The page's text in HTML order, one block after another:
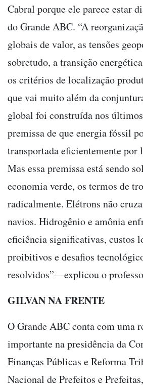
Cabral porque ele parece estar
do Grande ABC. “A
globais de valor, as tensões
sobretudo, a transição
os critérios de localização
que vai muito além da
global foi construída nos
premissa de que energia fóssil
transportada eficientemente por
Mas essa premissa está sendo
economia verde, os termos de
radicalmente. Elétrons não
navios. Hidrogênio e amônia
eficiência significativas, custos
proibitivos e desafios
resolvidos”—explicou o
GILVAN NA FRENTE
O Grande ABC conta com uma
importante na presidência da
Finanças Públicas e Reforma
Nacional de Prefeitos e